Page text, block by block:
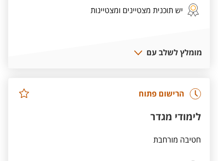
יש תוכנית מצטיינים ומצטיינות
מומלץ לשלב עם
הרישום פתוח
לימודי מגדר
חטיבה מורחבת